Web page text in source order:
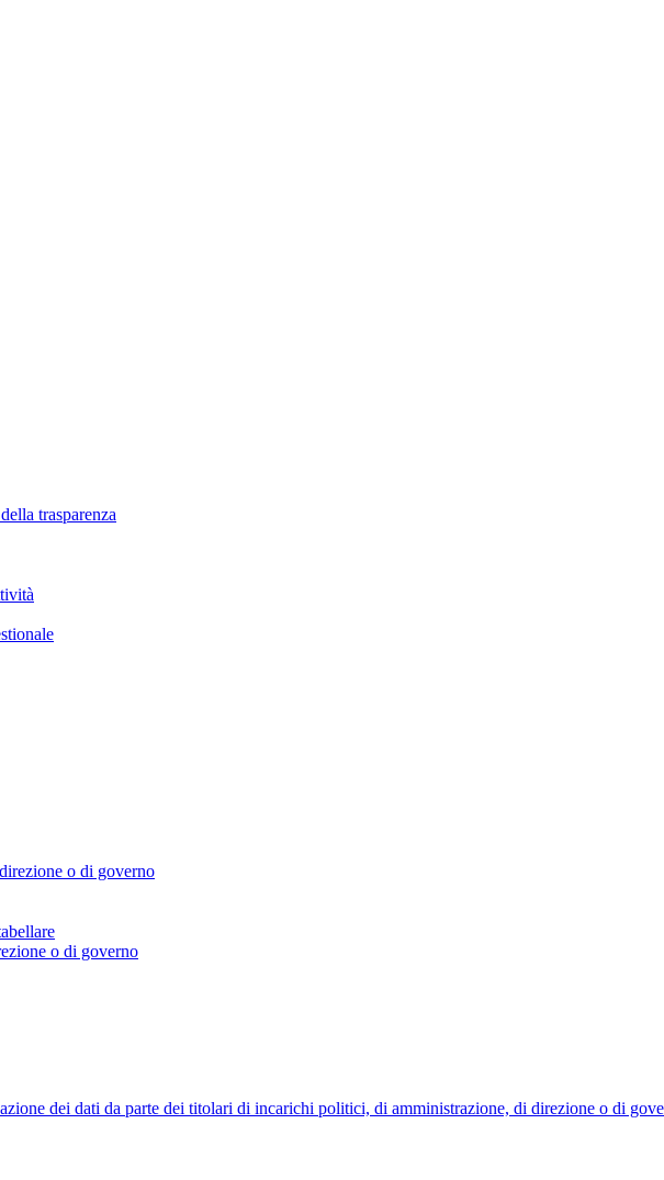
trasparenza
o di governo
o di governo
dei dati da parte dei titolari di incarichi politici, di amministrazione, di direzione o di